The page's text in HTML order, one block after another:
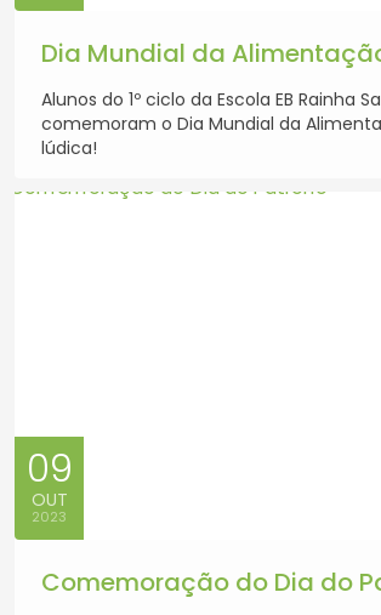
Dia Mundial da
Alunos do 1º ciclo da Escola EB Rainha
comemoram o Dia Mundial da
lúdica!
09
OUT
2023
Comemoração do Dia do